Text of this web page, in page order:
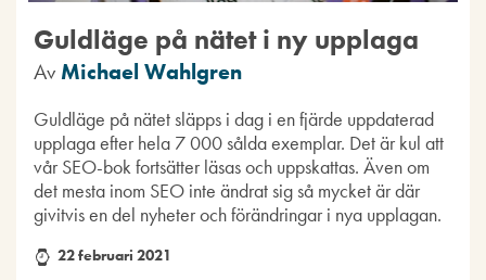
Guldläge på nätet i ny upplaga
Av Michael Wahlgren
Guldläge på nätet släpps i dag i en fjärde uppdaterad
upplaga efter hela 7 000 sålda exemplar. Det är kul att
vår SEO-bok fortsätter läsas och uppskattas. Även om
det mesta inom SEO inte ändrat sig så mycket är där
givitvis en del nyheter och förändringar i nya upplagan.
22 februari 2021